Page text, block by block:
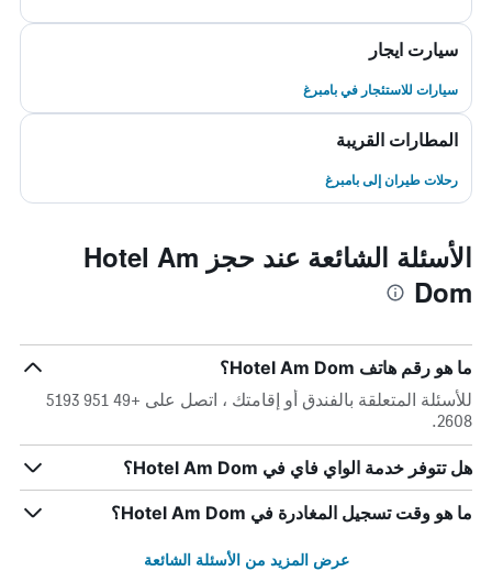
سيارت ايجار
سيارات للاستئجار في بامبرغ
المطارات القريبة
رحلات طيران إلى بامبرغ
الأسئلة الشائعة عند حجز Hotel Am
Dom
ما هو رقم هاتف Hotel Am Dom؟
للأسئلة المتعلقة بالفندق أو إقامتك ، اتصل على +49 951 5193
2608.
هل تتوفر خدمة الواي فاي في Hotel Am Dom؟
ما هو وقت تسجيل المغادرة في Hotel Am Dom؟
عرض المزيد من الأسئلة الشائعة